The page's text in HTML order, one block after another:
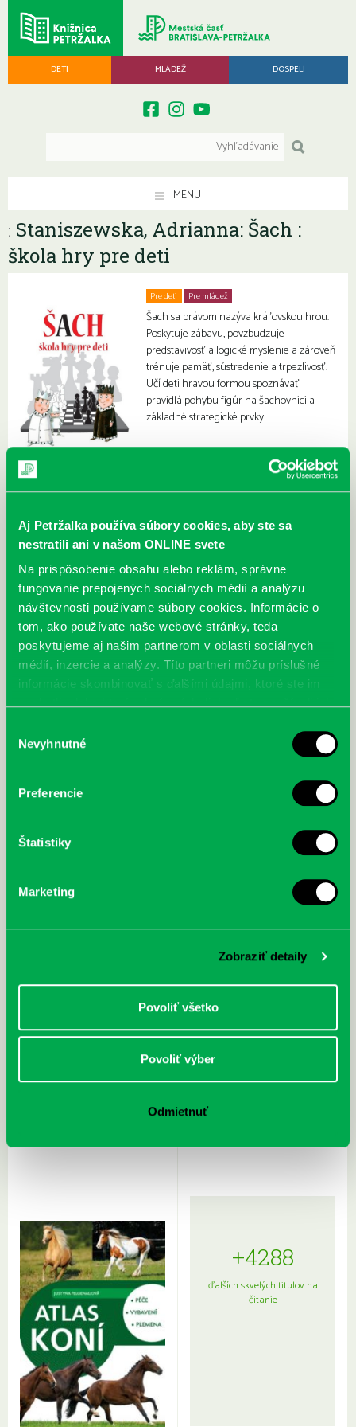
Aj Petržalka používa súbory cookies, aby ste sa
nestratili ani v našom ONLINE svete
Na prispôsobenie obsahu alebo reklám, správne
fungovanie prepojených sociálnych médií a analýzu
návštevnosti používame súbory cookies. Informácie o
tom, ako používate naše webové stránky, teda
poskytujeme aj našim partnerom v oblasti sociálnych
médií, inzercie a analýzy. Títo partneri môžu príslušné
informácie skombinovať s ďalšími údajmi, ktoré ste im
poskytli, alebo ktoré od vás získali, keď ste používali ich
súhlasu
Nevyhnutné
Preferencie
Štatistiky
Marketing
Zobraziť detaily
Povoliť všetko
Povoliť výber
Odmietnuť
DETI MLÁDEŽ DOSPELÍ
MENU
: Staniszewska, Adrianna: Šach :
škola hry pre deti
Pre deti Pre mládež
Šach sa právom nazýva kráľovskou hrou.
Poskytuje zábavu, povzbudzuje
predstavivosť a logické myslenie a zároveň
trénuje pamäť, sústredenie a trpezlivosť.
Učí deti hravou formou spoznávať
pravidlá pohybu figúr na šachovnici a
základné strategické prvky.
cyklistu modernej doby:
nezastaviteľný
Sprievodca po hviezdnej oblohe
kompletný sprievodca
+4288
ďalších skvelých titulov na
čítanie